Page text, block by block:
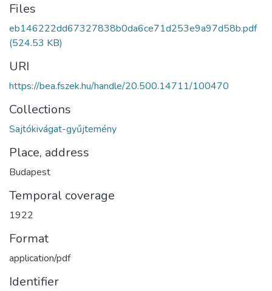
Files
eb146222dd67327838b0da6ce71d253e9a97d58b.pdf
(524.53 KB)
URI
https://bea.fszek.hu/handle/20.500.14711/100470
Collections
Sajtókivágat-gyűjtemény
Place, address
Budapest
Temporal coverage
1922
Format
application/pdf
Identifier